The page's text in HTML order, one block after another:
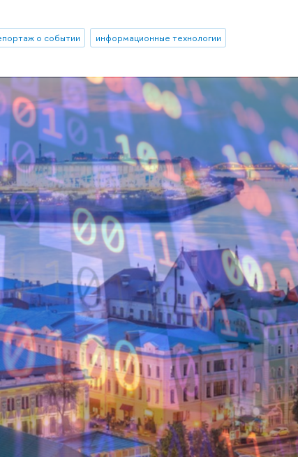
о событии информационные технологии